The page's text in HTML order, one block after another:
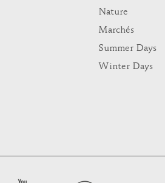
Nature
Marchés
Summer Days
Winter Days